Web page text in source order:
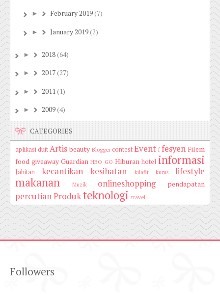
► February 2019(7)
► January 2019(2)
► 2018(64)
► 2017(27)
► 2011(1)
► 2009(4)
CATEGORIES
aplikasi duitArtis beauty Blogger contestEvent f fesyen Filem
food giveaway Guardian HBO GO Hiburan hotel informasi
Jahitan kecantikan kesihatan kilafit kurus lifestyle
makanan Muzik onlineshopping pendapatan
percutianProdukteknologi travel
Followers